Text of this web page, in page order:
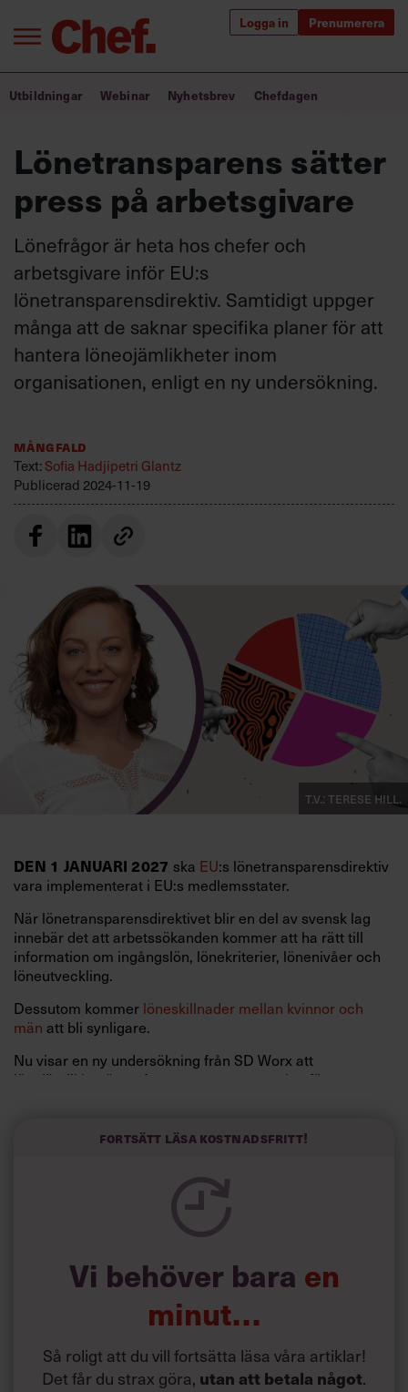
Logga in Prenumerera
Logga in
Prenumerera
Annonsera
Om oss
Kontakta oss
personuppgiftsbehandling
Bra ledare förändrar världen
Utbildning för ledare
Chefakademin+
Populära utbildningar
Utbildningar Webinar Nyhetsbrev Chefdagen
Lönetransparens sätter
press på arbetsgivare
Lönefrågor är heta hos chefer och
arbetsgivare inför EU:s
lönetransparensdirektiv. Samtidigt uppger
många att de saknar specifika planer för att
hantera löneojämlikheter inom
organisationen, enligt en ny undersökning.
Mångfald
Text:Sofia Hadjipetri Glantz
Publicerad 2024-11-19
T.v.: Terese Hill.
DEN 1 JANUARI 2027 ska EU:s lönetransparensdirektiv
vara implementerat i EU:s medlemsstater.
När lönetransparensdirektivet blir en del av svensk lag
innebär det att arbetssökanden kommer att ha rätt till
information om ingångslön, lönekriterier, lönenivåer och
löneutveckling.
Dessutom kommer löneskillnader mellan kvinnor och
män att bli synligare.
Nu visar en ny undersökning från SD Worx att
lönejämlikhet är en fortsatt en stor utmaning för
Bara 28 procent av de svenska organisationerna arbetar
aktivt för att få bukt med ojämlikheten inomlön
Fortsätt läsa kostnadsfritt!
Vi behöver bara en
minut…
Så roligt att du vill fortsätta läsa våra artiklar!
Det får du strax göra, utan att betala något.